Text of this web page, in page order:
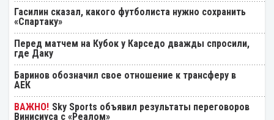
Гасилин сказал, какого футболиста нужно сохранить
«Спартаку»
Перед матчем на Кубок у Карседо дважды спросили,
где Даку
Баринов обозначил свое отношение к трансферу в
АЕК
Sky Sports объявил результаты переговоров
Винисиуса с «Реалом»